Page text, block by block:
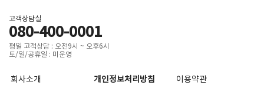
고객상담실
080-400-0001
평일 고객상담 : 오전9시 ~ 오후6시
토/일/공휴일 : 미운영
회사소개 개인정보처리방침
이용약관